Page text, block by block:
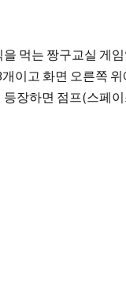
먹는 짱구교실 게
이고 화면 오른쪽
장하면 점프(스페